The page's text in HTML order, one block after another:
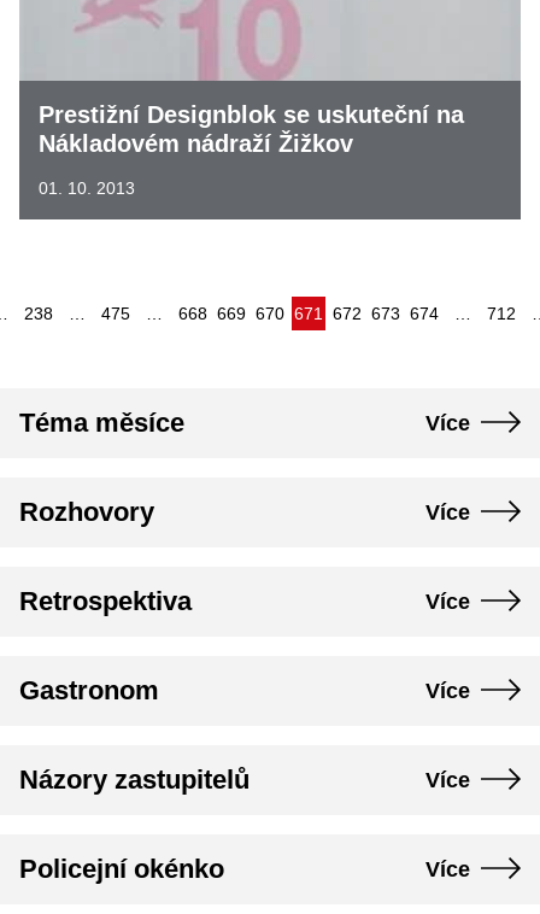
Prestižní Designblok se uskuteční na
Nákladovém nádraží Žižkov
01. 10. 2013
238 475 668 669 670 671
(aktuální)672 673 674 712
Téma měsíce Více
Rozhovory Více
Retrospektiva Více
Gastronom Více
Názory zastupitelů Více
Policejní okénko Více